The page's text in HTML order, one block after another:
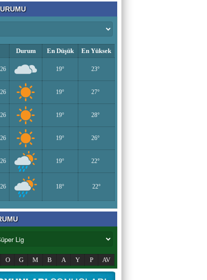
Durum En Düşük En Yüksek
19° 23°
19° 27°
19° 28°
19° 26°
19° 22°
18° 22°
O G M B A Y P AV